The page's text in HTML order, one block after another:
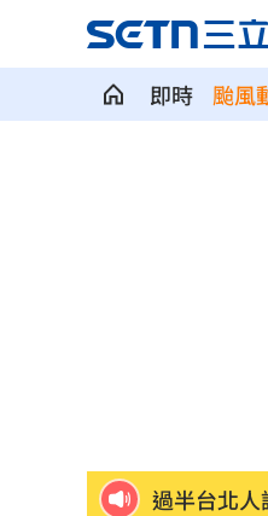
即時 颱風
保全「拒倒